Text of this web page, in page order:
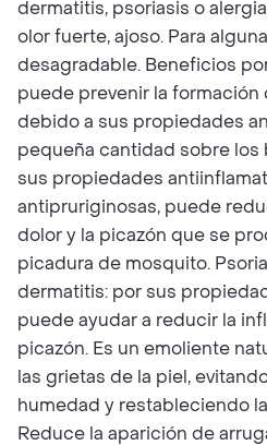
dermatitis, psoriasis o
olor fuerte, ajoso. Para
desagradable. Beneficios
puede prevenir la formación
debido a sus propiedades
pequeña cantidad sobre los
sus propiedades
antipruriginosas, puede
dolor y la picazón que se
picadura de mosquito.
dermatitis: por sus
puede ayudar a reducir la
picazón. Es un emoliente
las grietas de la piel,
humedad y restableciendo
Reduce la aparición de